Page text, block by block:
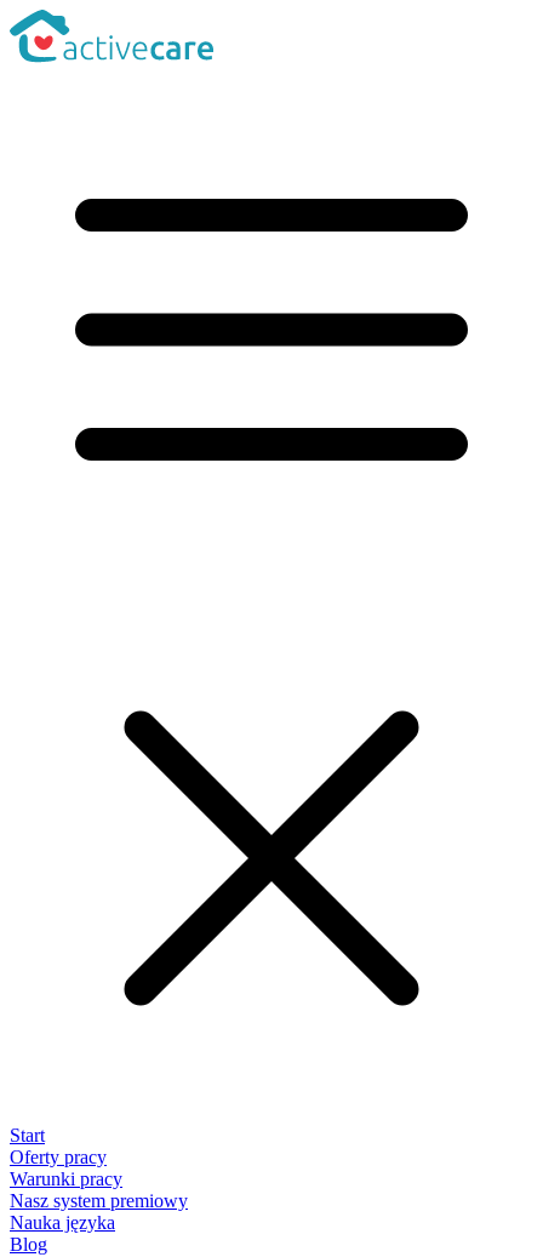
Start
Oferty pracy
Warunki pracy
Nasz system premiowy
Nauka języka
Blog